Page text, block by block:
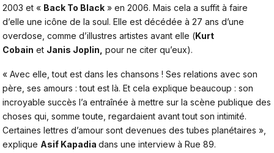
2003 et « Back To Black » en 2006. Mais cela a suffit à faire
d’elle une icône de la soul. Elle est décédée à 27 ans d’une
overdose, comme d’illustres artistes avant elle (Kurt
Cobain et Janis Joplin, pour ne citer qu’eux).
« Avec elle, tout est dans les chansons ! Ses relations avec son
père, ses amours : tout est là. Et cela explique beaucoup : son
incroyable succès l’a entraînée à mettre sur la scène publique des
choses qui, somme toute, regardaient avant tout son intimité.
Certaines lettres d’amour sont devenues des tubes planétaires »,
explique Asif Kapadia dans une interview à Rue 89.